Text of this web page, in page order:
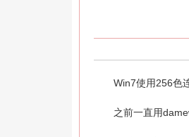
Win7使用256色连
之前一直用